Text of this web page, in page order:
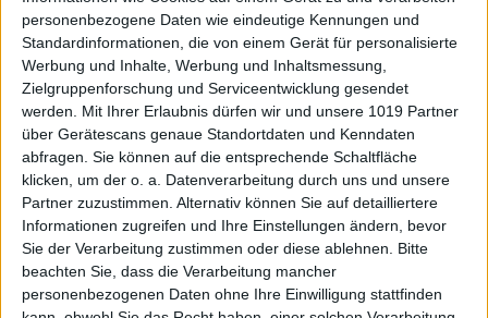
personenbezogene Daten wie eindeutige Kennungen und
Standardinformationen, die von einem Gerät für personalisierte
Werbung und Inhalte, Werbung und Inhaltsmessung,
Zielgruppenforschung und Serviceentwicklung gesendet
werden.
Mit Ihrer Erlaubnis dürfen wir und unsere 1019 Partner
über Gerätescans genaue Standortdaten und Kenndaten
abfragen. Sie können auf die entsprechende Schaltfläche
klicken, um der o. a. Datenverarbeitung durch uns und unsere
Partner zuzustimmen. Alternativ können Sie auf detailliertere
Informationen zugreifen und Ihre Einstellungen ändern, bevor
Sie der Verarbeitung zustimmen oder diese ablehnen.
Bitte
beachten Sie, dass die Verarbeitung mancher
personenbezogenen Daten ohne Ihre Einwilligung stattfinden